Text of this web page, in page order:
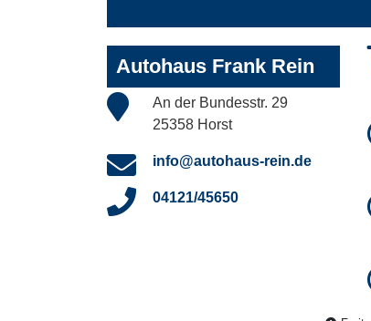
Autohaus Frank Rein
An der Bundesstr. 29
25358 Horst
info@autohaus-rein.de
04121/45650